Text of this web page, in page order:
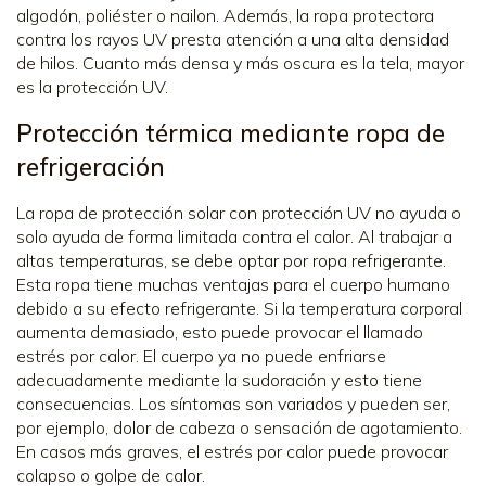
algodón, poliéster o nailon. Además, la ropa protectora
contra los rayos UV presta atención a una alta densidad
de hilos. Cuanto más densa y más oscura es la tela, mayor
es la protección UV.
Protección térmica mediante ropa de
refrigeración
La ropa de protección solar con protección UV no ayuda o
solo ayuda de forma limitada contra el calor. Al trabajar a
altas temperaturas, se debe optar por ropa refrigerante.
Esta ropa tiene muchas ventajas para el cuerpo humano
debido a su efecto refrigerante. Si la temperatura corporal
aumenta demasiado, esto puede provocar el llamado
estrés por calor. El cuerpo ya no puede enfriarse
adecuadamente mediante la sudoración y esto tiene
consecuencias. Los síntomas son variados y pueden ser,
por ejemplo, dolor de cabeza o sensación de agotamiento.
En casos más graves, el estrés por calor puede provocar
colapso o golpe de calor.